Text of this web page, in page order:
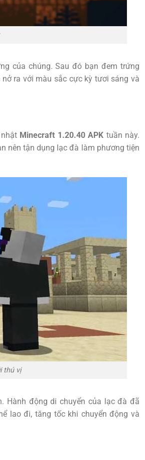
của chúng. Sau đó bạn đem trứng
ra với màu sắc cực kỳ tươi sáng và
Minecraft 1.20.40 APK tuần này.
nên tận dụng lạc đà làm phương tiện
thú vị
Hành động di chuyển của lạc đà đã
lao đi, tăng tốc khi chuyển động và